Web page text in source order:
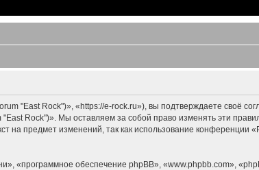
"East Rock")», «https://e-rock.ru»), вы подтверждаете своё
Rock")». Мы оставляем за собой право изменять эти
на предмет изменений, так как использование конференции
«программное обеспечение phpBB», «www.phpbb.com»,